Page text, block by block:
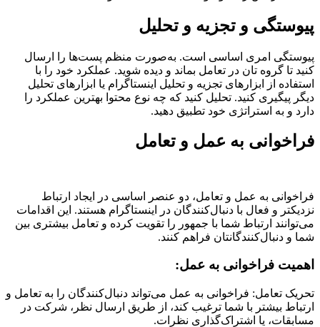
پیوستگی و تجزیه و تحلیل
پیوستگی امری اساسی است. به‌صورت منظم پست‌ها را ارسال
کنید تا گروه تان در تعامل بماند و دیده شوید. عملکرد خود را با
استفاده از ابزارهای تجزیه و تحلیل اینستاگرام یا ابزارهای تحلیل
دیگر پیگیری کنید. تحلیل کنید که چه نوع محتوا بهترین عملکرد را
دارد و به استراتژی خود تطبیق دهید.
فراخوانی به عمل و تعامل
فراخوانی به عمل و تعامل، دو عنصر اساسی در ایجاد ارتباط
نزدیکتر و فعال با دنبال‌کنندگان در اینستاگرام هستند. این اقدامات
می‌توانند ارتباط شما با جمهور را تقویت کرده و تعامل بیشتری بین
شما و دنبال‌کنندگانتان فراهم کنند.
اهمیت فراخوانی به عمل:
تحریک تعامل: فراخوانی به عمل می‌تواند دنبال‌کنندگان را به تعامل و
ارتباط بیشتر با شما ترغیب کند، از طریق ارسال نظر، شرکت در
مسابقات، یا اشتراک‌گذاری نظرات.